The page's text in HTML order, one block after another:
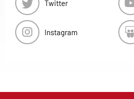
Twitter
Instagram